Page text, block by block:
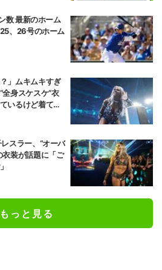
数 最新のホーム
、26号のホーム
」ムキムキすぎ
身スケスケ”衣
いるけど着てい
スラー、“オーバ
衣装が話題に「ご
もっと見る